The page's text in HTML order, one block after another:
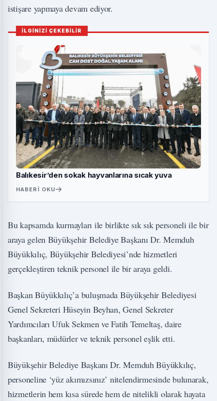
istişare yapmaya devam ediyor.
İLGİNİZİ ÇEKEBİLİR
Balıkesir’den sokak hayvanlarına sıcak yuva
HABERI OKU
Bu kapsamda kurmayları ile birlikte sık sık personeli ile bir
araya gelen Büyükşehir Belediye Başkanı Dr. Memduh
Büyükkılıç, Büyükşehir Belediyesi’nde hizmetleri
gerçekleştiren teknik personel ile bir araya geldi.
Başkan Büyükkılıç’a buluşmada Büyükşehir Belediyesi
Genel Sekreteri Hüseyin Beyhan, Genel Sekreter
Yardımcıları Ufuk Sekmen ve Fatih Temeltaş, daire
başkanları, müdürler ve teknik personel eşlik etti.
Büyükşehir Belediye Başkanı Dr. Memduh Büyükkılıç,
personeline ‘yüz akımızsınız’ nitelendirmesinde bulunarak,
hizmetlerin hem kısa sürede hem de nitelikli olarak hayata